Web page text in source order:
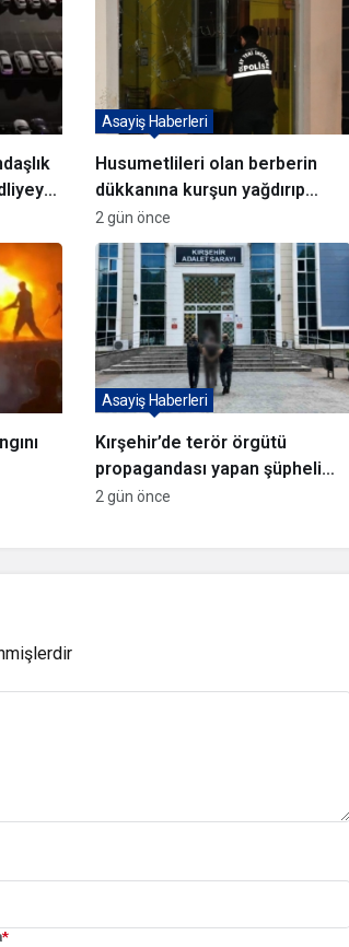
Husumetlileri olan berberin
dükkanına kurşun yağdırıp
kaçtılar
Asayiş Haberleri
2 gün önce
Kırşehir’de terör örgütü
propagandası yapan şüpheli
yakalandı
Asayiş Haberleri
2 gün önce
*